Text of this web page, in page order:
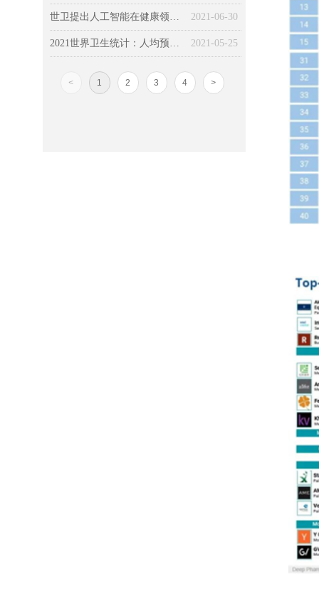
2021-06-30
世卫提出人工智能在健康领域的道德使用的六个关键原则
2021-05-25
2021世界卫生统计：人均预期寿命超77岁，16％因慢病过早死亡
< 1 2 3 4 >